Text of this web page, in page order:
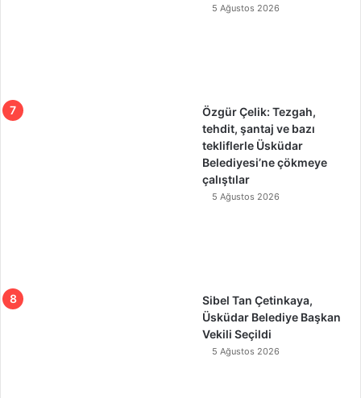
5 Ağustos 2026
Özgür Çelik: Tezgah,
tehdit, şantaj ve bazı
tekliflerle Üsküdar
Belediyesi’ne çökmeye
çalıştılar
5 Ağustos 2026
Sibel Tan Çetinkaya,
Üsküdar Belediye Başkan
Vekili Seçildi
5 Ağustos 2026